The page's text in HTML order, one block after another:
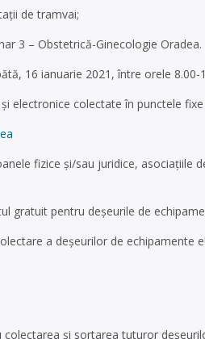
de tramvai;
3 – Obstetrică-Ginecologie Oradea.
16 ianuarie 2021, între orele 8.00-
electronice colectate în punctele
fizice şi/sau juridice, asociaţiile
gratuit pentru deşeurile de
a deşeurilor de
colectarea și sortarea tuturor